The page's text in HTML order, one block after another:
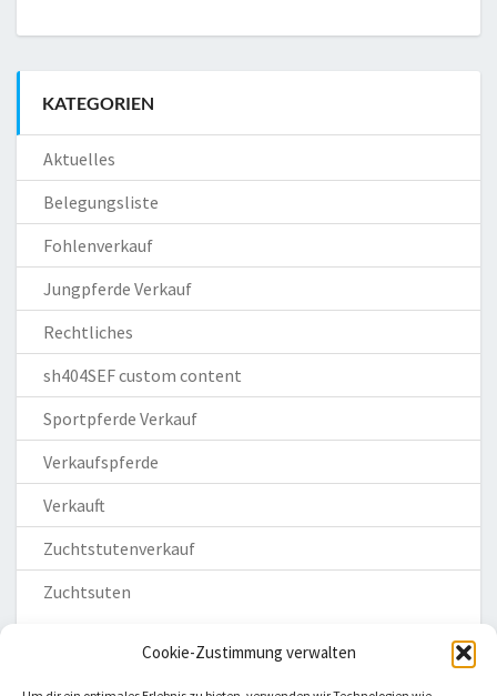
Cookie-Zustimmung verwalten
KATEGORIEN
Aktuelles
Belegungsliste
Fohlenverkauf
Jungpferde Verkauf
Rechtliches
sh404SEF custom content
Sportpferde Verkauf
Verkaufspferde
Verkauft
Zuchtstutenverkauf
Zuchtsuten